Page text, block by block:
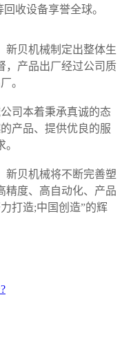
回收设备享誉全球。
贝机械制定出整体生
，产品出厂经过公司质
。
司本着秉承真诚的态
产品、提供优良的服
贝机械将不断完善塑
精度、高自动化、产品
打造;中国创造”的辉